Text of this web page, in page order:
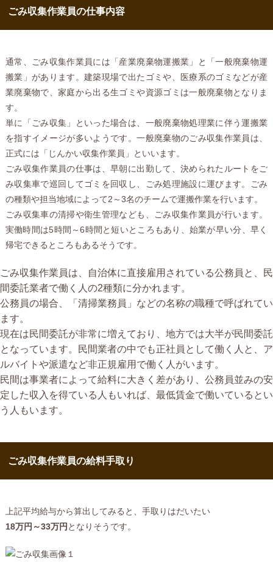
ごみ収集作業員の仕事内容
通常、ごみ収集作業員には「産業廃棄物運搬業」と「一般廃棄物運
搬業」があります。建築現場で出たゴミや、医療系のゴミなどが産
業廃棄物で、家庭から出る生ゴミや資源ゴミは一般廃棄物となりま
す。
単に「ごみ収集」といった場合は、一般廃棄物処理業に伴う運搬業
を指すイメージが多いようです。一般廃棄物のごみ収集作業員は、
正式には「じんかい収集作業員」といいます。
ごみ収集作業員の仕事は、早朝に出勤して、決められたルートをご
み収集車で巡回してゴミを回収し、ごみ処理施設に運びます。ごみ
の種類や担当地域によって2～3名のチームで運搬作業を行います。
ごみ収集車の清掃や衛生管理なども、ごみ収集作業員が行います。
実働時間は5時間～6時間と短いところもあり、始業が早い分、早く
帰宅できるところもあるそうです。
ごみ収集作業員は、自治体に直接雇用されている公務員と、民
間委託業者で働く人の2種類に分かれます。
公務員の場合、「清掃業務員」などの名称の職種で呼ばれてい
ます。
現在は民間委託が非常に増えており、地方では大半が民間委託
となっています。民間業者の中でも正社員として働く人と、ア
ルバイトや派遣など非正規雇用で働く人がいます。
民間は事業者によって給料に大きく差があり、公務員並みの安
定した収入を得ている人もいれば、最低賃金で働いているとい
う人もいます。
ごみ収集作業員の給料手取り
上記平均給与から算出してみると、手取りはだいたい
18万円～33万円 となりそうです。